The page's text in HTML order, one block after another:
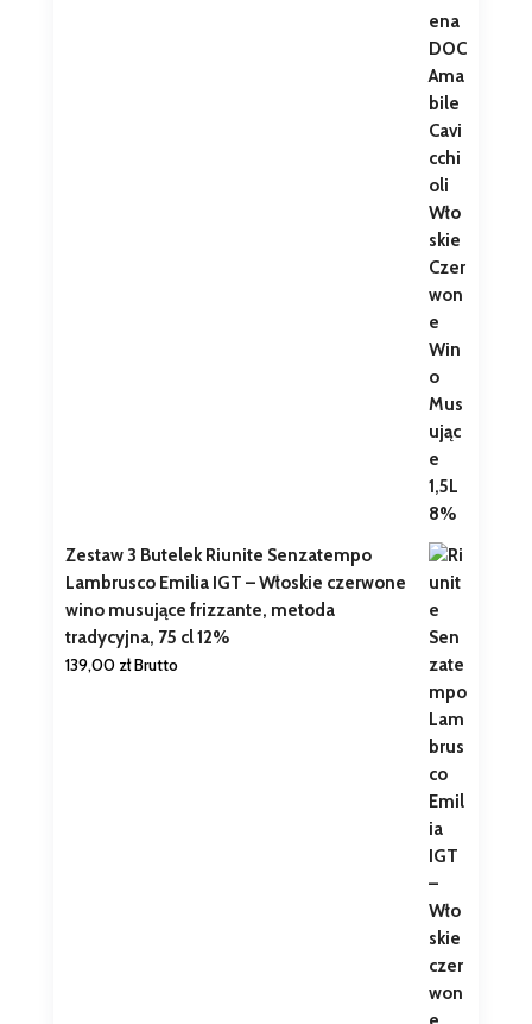
Zestaw 3 Butelek Riunite Senzatempo
Lambrusco Emilia IGT – Włoskie czerwone
wino musujące frizzante, metoda
tradycyjna, 75 cl 12%
139,00 złBrutto